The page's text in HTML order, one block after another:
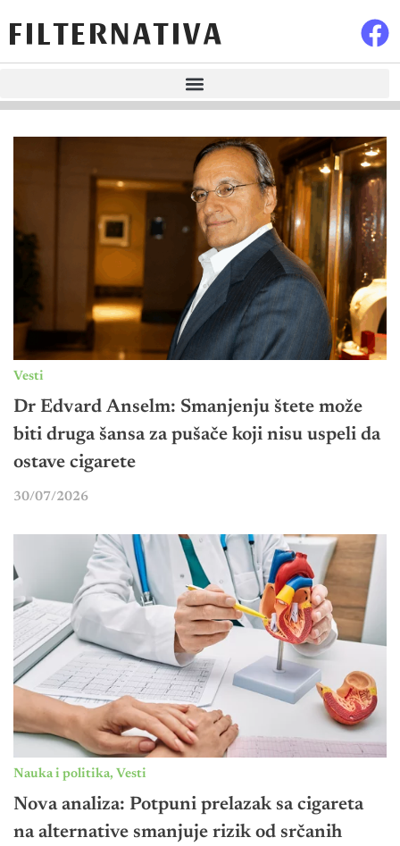
FILTERNATIVA
Vesti
Dr Edvard Anselm: Smanjenju štete može
biti druga šansa za pušače koji nisu uspeli da
ostave cigarete
30/07/2026
Nauka i politika, Vesti
Nova analiza: Potpuni prelazak sa cigareta
na alternative smanjuje rizik od srčanih